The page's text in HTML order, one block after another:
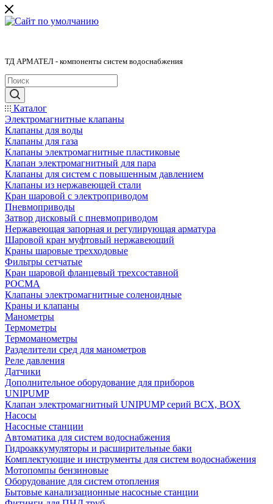
ТД АРМАТЕЛ - компоненты систем водоснабжения
Каталог
Электромагнитные клапаны
Клапаны для воды
Клапаны для газа
Клапаны электромагнитные пластиковые
Клапан электромагнитный для пара
Клапаны для систем с повышенным давлением
Клапаны из нержавеющей стали
Кран шаровой с электроприводом
Пневмоприводы
Затвор дисковый с пневмоприводом
Нержавеющая запорная и регулирующая арматура
Шаровой кран муфтовый нержавеющий
Краны шаровые трехходовые
Фильтры сетчатые
Кран шаровой фланцевый трехсоставной
РОСМА
Клапаны электромагнитные соленоидные
Краны и клапаны
Манометры
Термометры
Термоманометры
Разделители сред для манометров
Реле давления
Датчики
Дополнительное оборудование для приборов
UNIPUMP
Клапан электромагнитный UNIPUMP серий BCX, BOX
Насосы
Насосные станции
Автоматика для систем водоснабжения
Гидроаккумуляторы и расширительные баки
Комплектующие и инструменты для систем водоснабжения
Мотопомпы бензиновые
Оборудование для систем отопления
Бытовые канализационные насосные станции